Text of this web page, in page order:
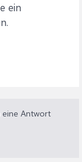
ein
eine Antwort